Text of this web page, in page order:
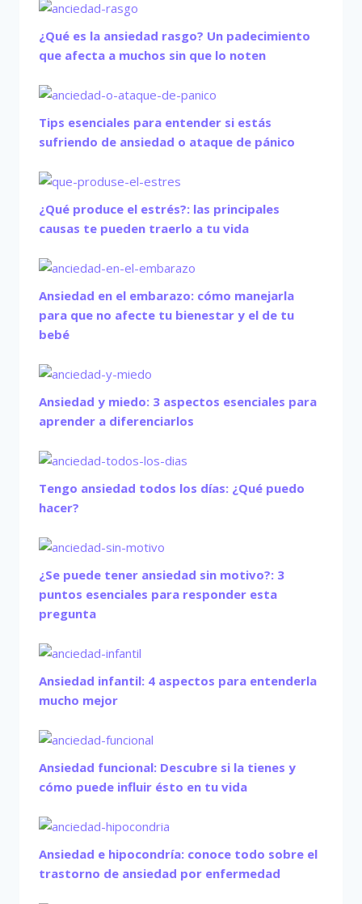
¿Qué es la ansiedad rasgo? Un padecimiento
que afecta a muchos sin que lo noten
Tips esenciales para entender si estás
sufriendo de ansiedad o ataque de pánico
¿Qué produce el estrés?: las principales
causas te pueden traerlo a tu vida
Ansiedad en el embarazo: cómo manejarla
para que no afecte tu bienestar y el de tu
bebé
Ansiedad y miedo: 3 aspectos esenciales para
aprender a diferenciarlos
Tengo ansiedad todos los días: ¿Qué puedo
hacer?
¿Se puede tener ansiedad sin motivo?: 3
puntos esenciales para responder esta
pregunta
Ansiedad infantil: 4 aspectos para entenderla
mucho mejor
Ansiedad funcional: Descubre si la tienes y
cómo puede influir ésto en tu vida
Ansiedad e hipocondría: conoce todo sobre el
trastorno de ansiedad por enfermedad